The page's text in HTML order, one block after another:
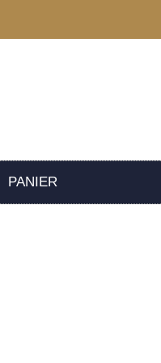
PANIER